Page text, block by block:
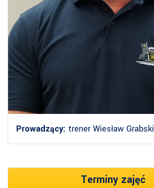
Prowadzący: trener Wiesław Grabski
Terminy zajęć